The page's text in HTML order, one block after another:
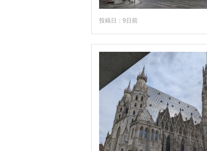
ルスト
レッヒ
ロイッテ
ヴァッハウ渓谷周辺
ヴェルグル
投稿日：9日前